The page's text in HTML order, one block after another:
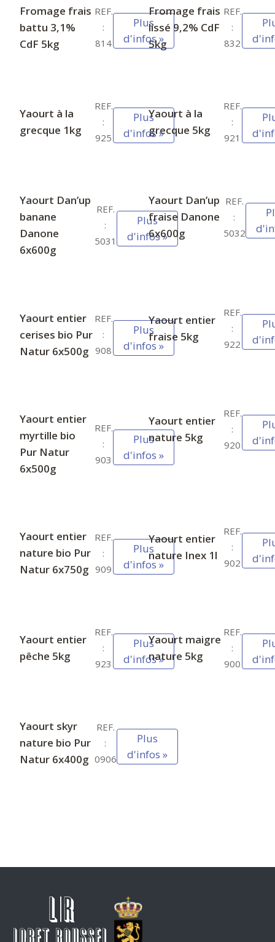
Fromage frais
battu 3,1%
CdF 5kg
REF.
:
814
Plus
d'infos »
Fromage frais
lissé 9,2% CdF
5kg
REF.
:
832
Yaourt à la
grecque 1kg
REF.
:
925
Plus
d'infos »
Yaourt à la
grecque 5kg
REF.
:
921
Yaourt Dan’up
banane
Danone
6x600g
REF.
:
5031
Plus
d'infos »
Yaourt Dan’up
fraise Danone
6x600g
REF.
:
5032
Yaourt entier
cerises bio Pur
Natur 6x500g
REF.
:
908
Plus
d'infos »
Yaourt entier
fraise 5kg
REF.
:
922
Yaourt entier
myrtille bio
Pur Natur
6x500g
REF.
:
903
Plus
d'infos »
Yaourt entier
nature 5kg
REF.
:
920
Yaourt entier
nature bio Pur
Natur 6x750g
REF.
:
909
Plus
d'infos »
Yaourt entier
nature Inex 1l
REF.
:
902
Yaourt entier
pêche 5kg
REF.
:
923
Plus
d'infos »
Yaourt maigre
nature 5kg
REF.
:
900
Yaourt skyr
nature bio Pur
Natur 6x400g
REF.
:
0906
Plus
d'infos »